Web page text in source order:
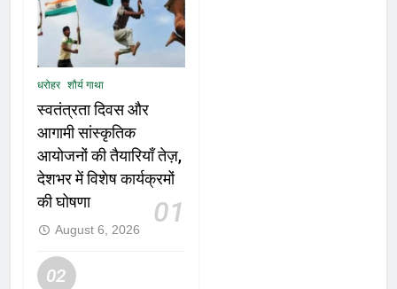
धरोहर शौर्य गाथा
स्वतंत्रता दिवस और
आगामी सांस्कृतिक
आयोजनों की तैयारियाँ तेज़,
देशभर में विशेष कार्यक्रमों
की घोषणा
01
August 6, 2026
02